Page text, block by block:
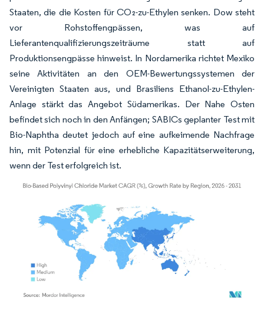
Staaten, die die Kosten für CO₂-zu-Ethylen senken. Dow steht
vor Rohstoffengpässen, was auf
Lieferantenqualifizierungszeiträume statt auf
Produktionsengpässe hinweist. In Nordamerika richtet Mexiko
seine Aktivitäten an den OEM-Bewertungssystemen der
Vereinigten Staaten aus, und Brasiliens Ethanol-zu-Ethylen-
Anlage stärkt das Angebot Südamerikas. Der Nahe Osten
befindet sich noch in den Anfängen; SABICs geplanter Test mit
Bio-Naphtha deutet jedoch auf eine aufkeimende Nachfrage
hin, mit Potenzial für eine erhebliche Kapazitätserweiterung,
wenn der Test erfolgreich ist.